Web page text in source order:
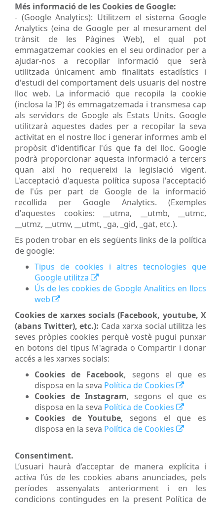
Més informació de les Cookies de Google:
- (Google Analytics): Utilitzem el sistema Google
Analytics (eina de Google per al mesurament del
trànsit de les Pàgines Web), el qual pot
emmagatzemar cookies en el seu ordinador per a
ajudar-nos a recopilar informació que serà
utilitzada únicament amb finalitats estadístics i
d'estudi del comportament dels usuaris del nostre
lloc web. La informació que recopila la cookie
(inclosa la IP) és emmagatzemada i transmesa cap
als servidors de Google als Estats Units. Google
utilitzarà aquestes dades per a recopilar la seva
activitat en el nostre lloc i generar informes amb el
propòsit d'identificar l'ús que fa del lloc. Google
podrà proporcionar aquesta informació a tercers
quan així ho requereixi la legislació vigent.
L'acceptació d'aquesta política suposa l'acceptació
de l'ús per part de Google de la informació
recollida per Google Analytics. (Exemples
d'aquestes cookies: __utma, __utmb, __utmc,
__utmz, __utmv, __utmt, _ga, _gid, _gat, etc.).
Es poden trobar en els següents links de la política
de google:
Tipus de cookies i altres tecnologies que
Google utilitza
Ús de les cookies de Google Analitics en llocs
web
Cookies de xarxes socials (Facebook, youtube, X
(abans Twitter), etc.): Cada xarxa social utilitza les
seves pròpies cookies perquè vostè pugui punxar
en botons del tipus M'agrada o Compartir i donar
accés a les xarxes socials:
Cookies de Facebook, segons el que es
disposa en la seva Política de Cookies
Cookies de Instagram, segons el que es
disposa en la seva Política de Cookies
Cookies de Youtube, segons el que es
disposa en la seva Política de Cookies
Consentiment.
L’usuari haurà d’acceptar de manera explícita i
activa l’ús de les cookies abans anunciades, pels
períodes assenyalats anteriorment i en les
condicions contingudes en la present Política de